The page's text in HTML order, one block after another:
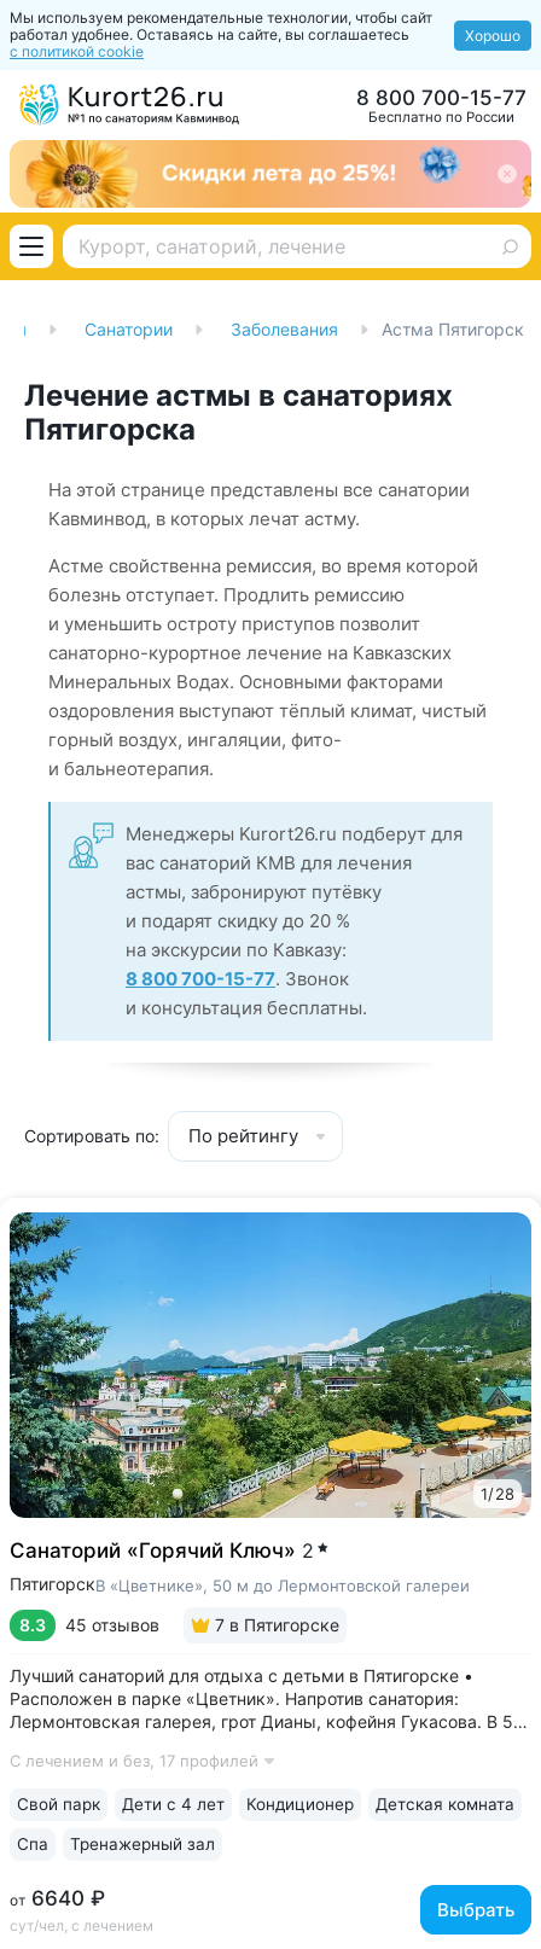
Мы используем рекомендательные технологии, чтобы сайт
работал удобнее. Оставаясь на сайте, вы соглашаетесь
с политикой cookie
Хорошо
Бесплатно по России
8 800 700-15-77
Санатории Заболевания Астма Пятигорск
Лечение астмы в санаториях
Пятигорска
На этой странице представлены все санатории
Кавминвод, в которых лечат астму.
Астме свойственна ремиссия, во время которой
болезнь отступает. Продлить ремиссию
и уменьшить остроту приступов позволит
санаторно-курортное лечение на Кавказских
Минеральных Водах. Основными факторами
оздоровления выступают тёплый климат, чистый
горный воздух, ингаляции, фито-
и бальнеотерапия.
Менеджеры Kurort26.ru подберут для
вас санаторий КМВ для лечения
астмы, забронируют путёвку
и подарят скидку до 20 %
на экскурсии по Кавказу:
8 800 700-15-77. Звонок
и консультация бесплатны.
Сортировать по: По рейтингу
1/28
Санаторий «Горячий Ключ» 2
ПятигорскВ «Цветнике», 50 м до Лермонтовской галереи
8.3 45 отзывов 7 в Пятигорске
Лучший санаторий для отдыха с детьми в Пятигорске •
Расположен в парке «Цветник». Напротив санатория:
Лермонтовская галерея, грот Дианы, кофейня Гукасова. В 5-х
Краеведческий музей, Спасский собор • Центральная
С лечением и без, 17 профилей
от 6640 ₽
сут/чел, с лечением
Выбрать
Свой парк Дети с 4 лет Кондиционер Детская комната
Спа Тренажерный зал